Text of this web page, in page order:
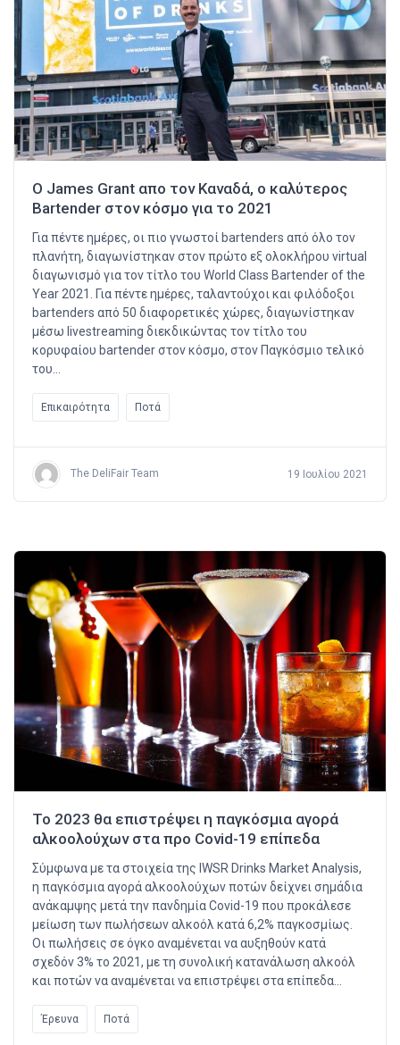
Ο James Grant απο τον Καναδά, ο καλύτερος
Bartender στον κόσμο για το 2021
Για πέντε ημέρες, οι πιο γνωστοί bartenders από όλο τον
πλανήτη, διαγωνίστηκαν στον πρώτο εξ ολοκλήρου virtual
διαγωνισμό για τον τίτλο του World Class Bartender of the
Year 2021. Για πέντε ημέρες, ταλαντούχοι και φιλόδοξοι
bartenders από 50 διαφορετικές χώρες, διαγωνίστηκαν
μέσω livestreaming διεκδικώντας τον τίτλο του
κορυφαίου bartender στον κόσμο, στον Παγκόσμιο τελικό
του…
Επικαιρότητα Ποτά
The DeliFair Team 19 Ιουλίου 2021
Το 2023 θα επιστρέψει η παγκόσμια αγορά
αλκοολούχων στα προ Covid-19 επίπεδα
Σύμφωνα με τα στοιχεία της IWSR Drinks Market Analysis,
η παγκόσμια αγορά αλκοολούχων ποτών δείχνει σημάδια
ανάκαμψης μετά την πανδημία Covid-19 που προκάλεσε
μείωση των πωλήσεων αλκοόλ κατά 6,2% παγκοσμίως.
Οι πωλήσεις σε όγκο αναμένεται να αυξηθούν κατά
σχεδόν 3% το 2021, με τη συνολική κατανάλωση αλκοόλ
και ποτών να αναμένεται να επιστρέψει στα επίπεδα…
Έρευνα Ποτά